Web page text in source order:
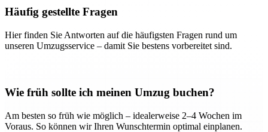
Häufig gestellte Fragen
Hier finden Sie Antworten auf die häufigsten Fragen rund um
unseren Umzugsservice – damit Sie bestens vorbereitet sind.
Wie früh sollte ich meinen Umzug buchen?
Am besten so früh wie möglich – idealerweise 2–4 Wochen im
Voraus. So können wir Ihren Wunschtermin optimal einplanen.